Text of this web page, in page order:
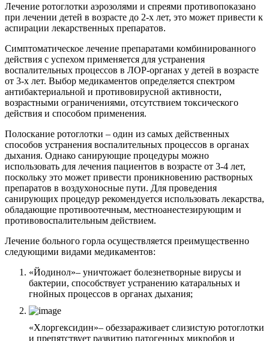
Лечение ротоглотки аэрозолями и спреями противопоказано
при лечении детей в возрасте до 2-х лет, это может привести к
аспирации лекарственных препаратов.
Симптоматическое лечение препаратами комбинированного
действия с успехом применяется для устранения
воспалительных процессов в ЛОР-органах у детей в возрасте
от 3-х лет. Выбор медикаментов определяется спектром
антибактериальной и противовирусной активности,
возрастными ограничениями, отсутствием токсического
действия и способом применения.
Полоскание ротоглотки – один из самых действенных
способов устранения воспалительных процессов в органах
дыхания. Однако санирующие процедуры можно
использовать для лечения пациентов в возрасте от 3-4 лет,
поскольку это может привести проникновению растворных
препаратов в воздухоносные пути. Для проведения
санирующих процедур рекомендуется использовать лекарства,
обладающие противоотечным, местноанестезирующим и
противовоспалительным действием.
Лечение больного горла осуществляется преимущественно
следующими видами медикаментов:
«Йодинол»– уничтожает болезнетворные вирусы и
бактерии, способствует устранению катаральных и
гнойных процессов в органах дыхания;
«Хлоргексидин»– обеззараживает слизистую ротоглотки
и препятствует развитию патогенных микробов и